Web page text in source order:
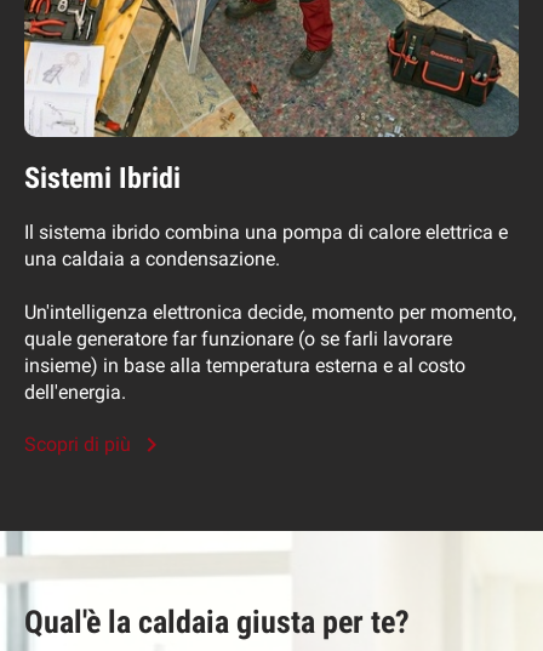
Sistemi Ibridi
Il sistema ibrido combina una pompa di calore elettrica e
una caldaia a condensazione.
Un'intelligenza elettronica decide, momento per momento,
quale generatore far funzionare (o se farli lavorare
insieme) in base alla temperatura esterna e al costo
dell'energia.
Scopri di più
Qual'è la caldaia giusta per te?